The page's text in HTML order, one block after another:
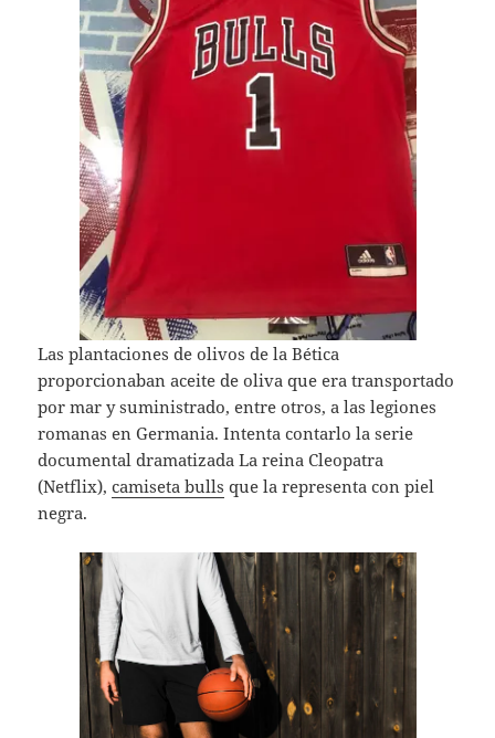
Las plantaciones de olivos de la Bética
proporcionaban aceite de oliva que era transportado
por mar y suministrado, entre otros, a las legiones
romanas en Germania. Intenta contarlo la serie
documental dramatizada La reina Cleopatra
(Netflix),camiseta bulls que la representa con piel
negra.